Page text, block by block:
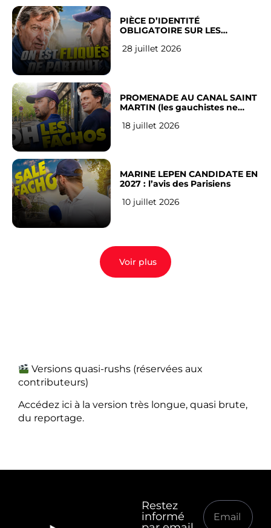
PIÈCE D’IDENTITÉ
OBLIGATOIRE SUR LES
Français
28 juillet 2026
PROMENADE AU CANAL SAINT
MARTIN (les gauchistes ne
18 juillet 2026
MARINE LEPEN CANDIDATE EN
2027 : l’avis des Parisiens
10 juillet 2026
Voir plus
Versions quasi-rushs (réservées aux
contributeurs)
Accédez ici à la version très longue, quasi brute,
du reportage.
Restez
informé